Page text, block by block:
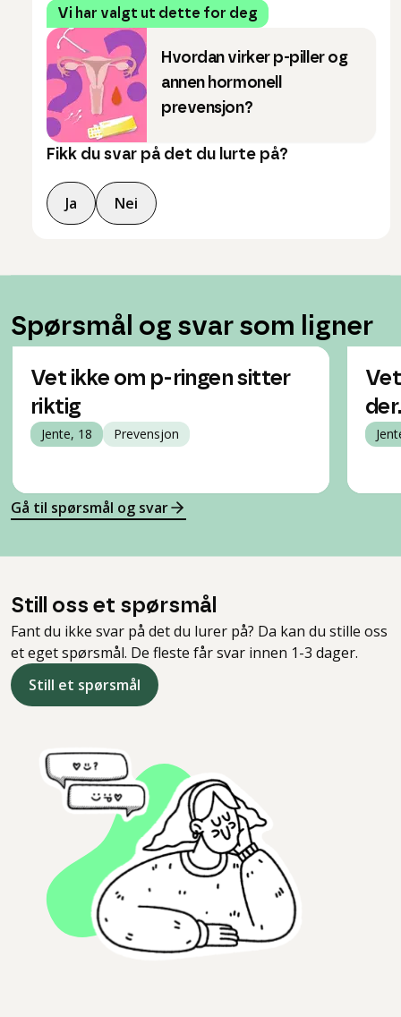
Vi har valgt ut dette for deg
Hvordan virker p-piller og
annen hormonell
prevensjon?
Fikk du svar på det du lurte på?
Ja Nei
Spørsmål og svar som ligner
Vet ikke om p-ringen sitter
riktig
Jente, 18 Prevensjon
Gå til spørsmål og svar
Still oss et spørsmål
Fant du ikke svar på det du lurer på? Da kan du stille oss
et eget spørsmål. De fleste får svar innen 1-3 dager.
Still et spørsmål